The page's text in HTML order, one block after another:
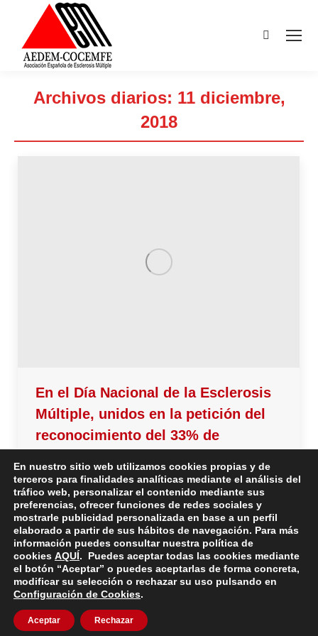
Buscar:
Archivos diarios: 11 diciembre,
2018
Estás aquí:
En el Día Nacional de la Esclerosis
Múltiple, unidos en la petición del
reconocimiento del 33% de
#33AHORA
AEDEM-COCEMFE y sus 47 asociaciones se unen
al resto de organizaciones de personas con
Esclerosis Múltiple en la movilización para solicitar el
reconocimiento automático del 33% de discapacidad
con el diagnóstico de una enfermedad
neurodegenerativa. Puedes ayudar firmando y
compartiendo la petición creada en
En nuestro sitio web utilizamos cookies propias y de
terceros para finalidades analíticas mediante el análisis del
tráfico web, personalizar el contenido mediante sus
preferencias, ofrecer funciones de redes sociales y
mostrarle publicidad personalizada en base a un perfil
elaborado a partir de sus hábitos de navegación. Para más
información puedes consultar nuestra política de
cookies AQUÍ. Puedes aceptar todas las cookies mediante
el botón “Aceptar” o puedes aceptarlas de forma concreta,
modificar su selección o rechazar su uso pulsando en
Configuración de Cookies.
Aceptar Rechazar